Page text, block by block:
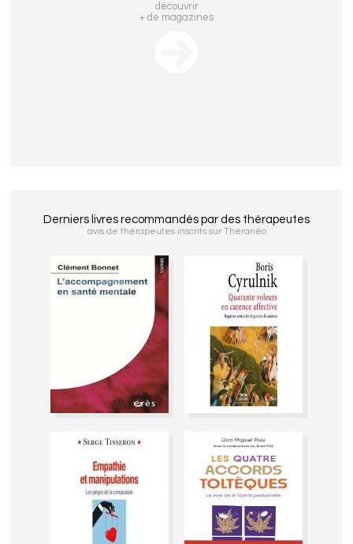
découvrir
+ de magazines
Derniers livres recommandés par des thérapeutes
avis de thérapeutes inscrits sur Théranéo